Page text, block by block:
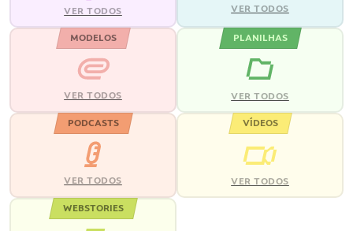
VER TODOS VER TODOS
MODELOS
VER TODOS
PLANILHAS
VER TODOS
PODCASTS
VER TODOS
VÍDEOS
VER TODOS
WEBSTORIES